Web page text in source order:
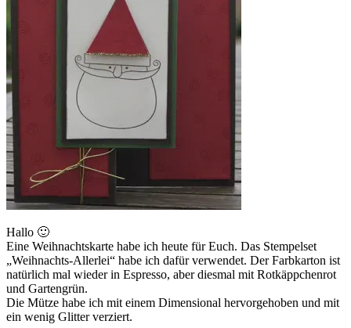
Hallo 🙂
Eine Weihnachtskarte habe ich heute für Euch. Das Stempelset
„Weihnachts-Allerlei“ habe ich dafür verwendet. Der Farbkarton ist
natürlich mal wieder in Espresso, aber diesmal mit Rotkäppchenrot
und Gartengrün.
Die Mütze habe ich mit einem Dimensional hervorgehoben und mit
ein wenig Glitter verziert.